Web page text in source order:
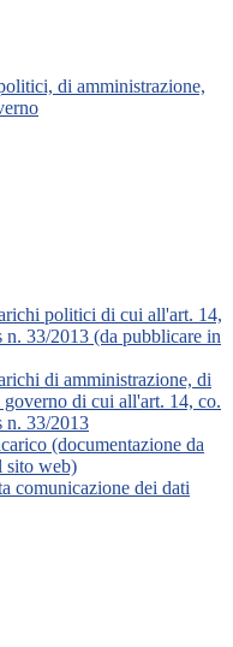
di amministrazione,
politici di cui all'art. 14,
n. 33/2013 (da pubblicare in
di amministrazione, di
di cui all'art. 14, co.
n. 33/2013
(documentazione da
sito web)
comunicazione dei dati